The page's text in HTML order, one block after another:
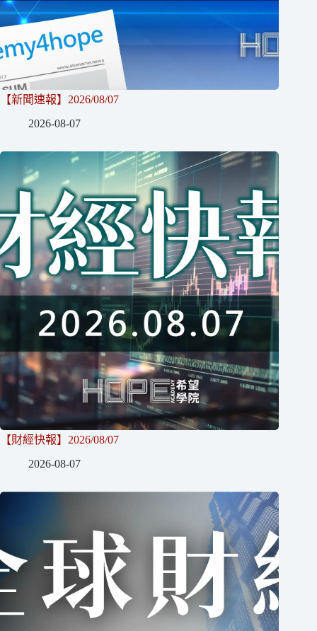
【新聞速報】2026/08/07
2026-08-07
【財經快報】2026/08/07
2026-08-07